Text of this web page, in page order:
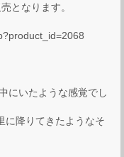
となります。
にいたような感覚でし
に降りてきたようなそ